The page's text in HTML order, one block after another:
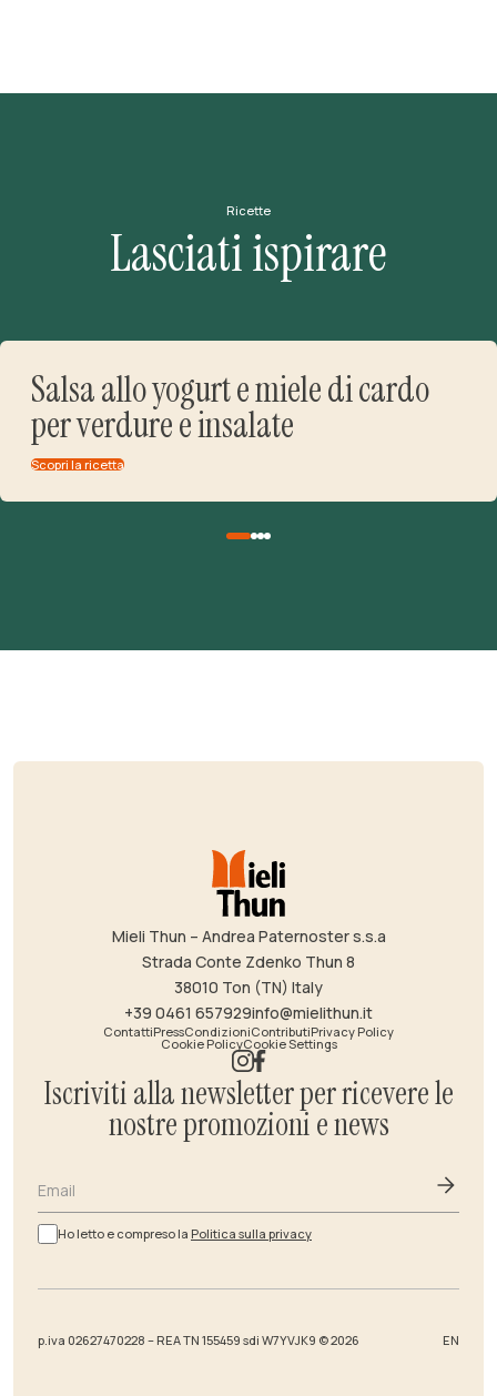
Ricette
Lasciati ispirare
Salsa allo yogurt e miele di cardo
per verdure e insalate
Scopri la ricetta
Mieli Thun – Andrea Paternoster s.s.a
Strada Conte Zdenko Thun 8
38010 Ton (TN) Italy
+39 0461 657929info@mielithun.it
ContattiPressCondizioniContributiPrivacy Policy
Cookie PolicyCookie Settings
Iscriviti alla newsletter per ricevere le
nostre promozioni e news
Email
Ho letto e compreso la Politica sulla privacy
p.iva 02627470228 – REA TN 155459 sdi W7YVJK9 © 2026 EN